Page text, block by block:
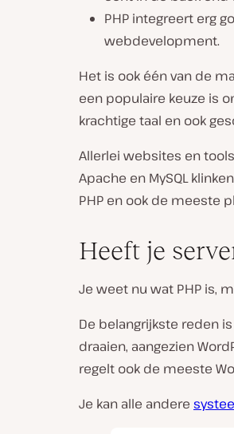
PHP integreert erg
webdevelopment.
Het is ook één van de
een populaire keuze is
krachtige taal en ook
Allerlei websites en
Apache en MySQL
PHP en ook de meeste
Heeft je
Je weet nu wat PHP is,
De belangrijkste reden
draaien, aangezien
regelt ook de meeste
Je kan alle andere